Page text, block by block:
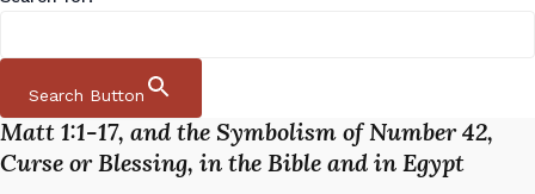
Search Button
The 42 Generations of the Genealogy of Jesus in
Matt 1:1-17, and the Symbolism of Number 42,
Curse or Blessing, in the Bible and in Egypt